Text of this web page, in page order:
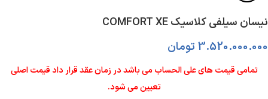
نیسان سیلفی کلاسیک COMFORT XE
3.520.000.000 تومان
تمامی قیمت های علی الحساب می باشد در زمان عقد قرار داد قیمت اصلی
تعیین می شود.